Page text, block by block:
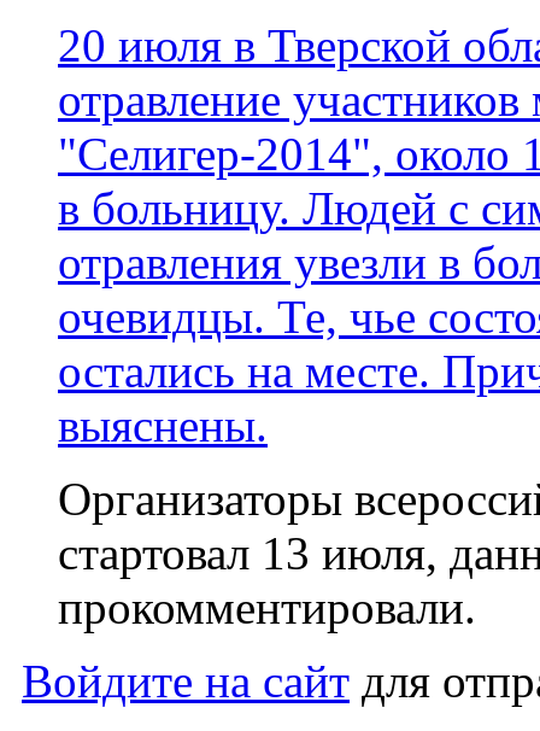
20 июля в Тверской
отравление
"Селигер-2014", около
в больницу. Людей с
отравления увезли в
очевидцы. Те, чье
остались на месте.
выяснены.
Организаторы
стартовал 13 июля,
прокомментировали.
Войдите на сайт для